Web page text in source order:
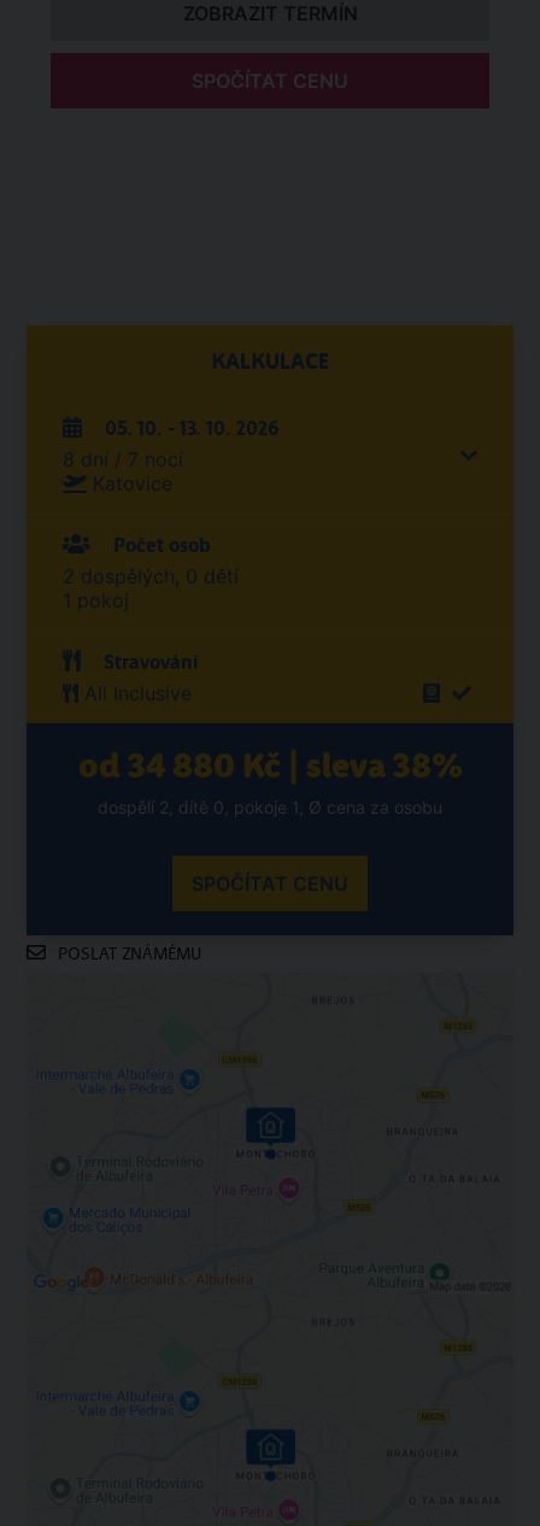
ZOBRAZIT TERMÍN
SPOČÍTAT CENU
KALKULACE
05. 10. - 13. 10. 2026
8 dní / 7 nocí
Katovice
Počet osob
2 dospělých, 0 dětí
1 pokoj
Stravování
All Inclusive
od 34 880 Kč | sleva 38%
dospělí 2, dítě 0, pokoje 1, Ø cena za osobu
SPOČÍTAT CENU
POSLAT ZNÁMÉMU